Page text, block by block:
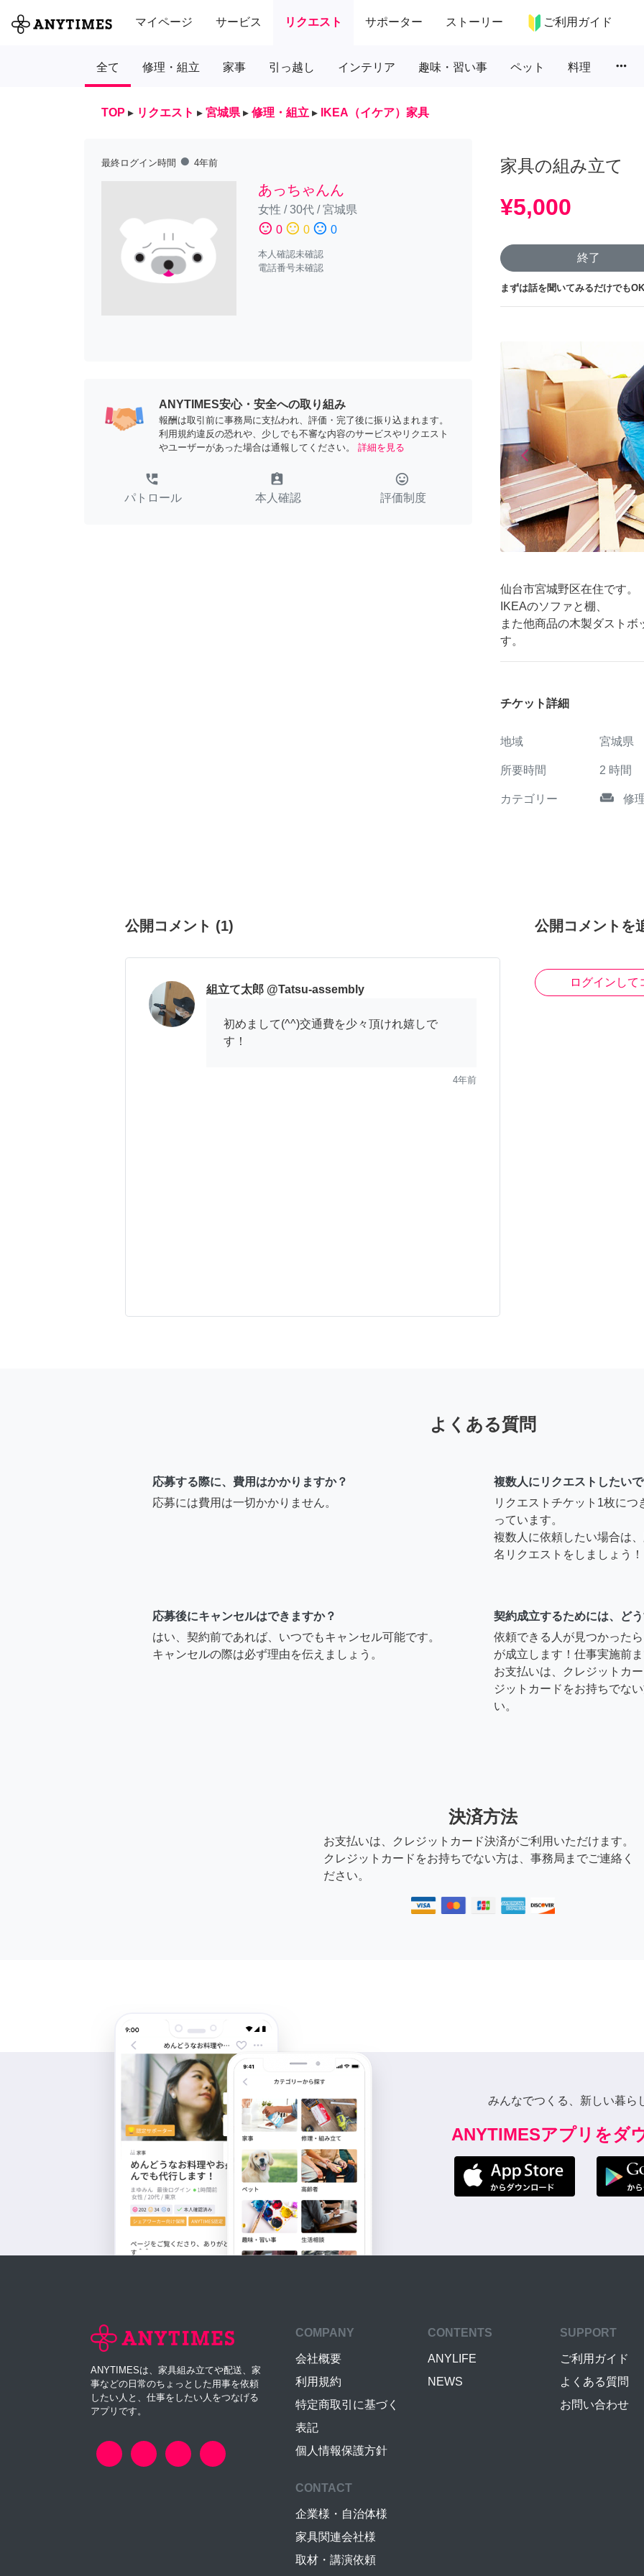
マイページ サービス リクエスト サポーター ストーリー ご利用ガイド
全て 修理・組立 家事 引っ越し インテリア 趣味・習い事 ペット 料理 more_horiz
TOP ▸ リクエスト ▸ 宮城県 ▸ 修理・組立 ▸ IKEA（イケア）家具
最終ログイン時間 fiber_manual_record 4年前
あっちゃんん
女性 /30代/宮城県
sentiment_satisfied 0 sentiment_neutral 0 sentiment_dissatisfied 0
本人確認未確認
電話番号未確認
ANYTIMES安心・安全への取り組み
報酬は取引前に事務局に支払われ、評価・完了後に振り込まれます。
利用規約違反の恐れや、少しでも不審な内容のサービスやリクエスト
やユーザーがあった場合は通報してください。
詳細を見る
perm_phone_msg
パトロール
assignment_ind
本人確認
tag_faces
評価制度
家具の組み立て
¥5,000
終了
まずは話を聞いてみるだけでも
arrow_back_iosPrevious
仙台市宮城野区在住です。
IKEAのソファと棚、
また他商品の木製ダスト
す。
チケット詳細
地域 宮城県
所要時間 2 時間
カテゴリー weekend 修
公開コメント (1)
組立て太郎 @Tatsu-assembly
初めまして(^^)交通費を少々頂けれ嬉しで
す！
4年前
公開コメントを
ログインして
よくある質問
応募する際に、費用はかかりますか？
応募には費用は一切かかりません。
複数人にリクエストしたいで
リクエストチケット1枚に
っています。
複数人に依頼したい場合は
名リクエストをしましょう！
応募後にキャンセルはできますか？
はい、契約前であれば、いつでもキャンセル可能です。
キャンセルの際は必ず理由を伝えましょう。
契約成立するためには、ど
依頼できる人が見つかった
が成立します！仕事実施前
お支払いは、クレジットカ
ジットカードをお持ちでな
い。
決済方法
お支払いは、クレジットカード決済がご利用いただけます。
クレジットカードをお持ちでない方は、事務局までご連絡く
ださい。
みんなでつくる、新しい暮ら
ANYTIMESアプリをダ
ANYTIMESは、家具組み立てや配送、家
事などの日常のちょっとした用事を依頼
したい人と、仕事をしたい人をつなげる
アプリです。
COMPANY
会社概要
利用規約
特定商取引に基づく
表記
個人情報保護方針
CONTENTS
ANYLIFE
NEWS
SUPPORT
ご利用ガイド
よくある質問
お問い合わせ
CONTACT
企業様・自治体様
家具関連会社様
取材・講演依頼